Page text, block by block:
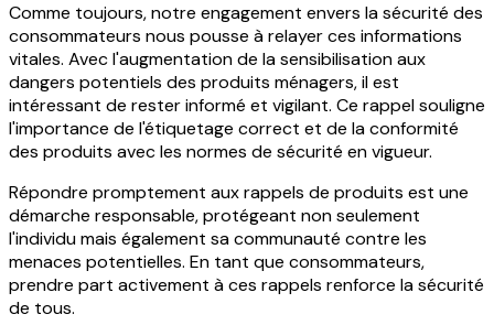
Comme toujours, notre engagement envers la sécurité des
consommateurs nous pousse à relayer ces informations
vitales. Avec l'augmentation de la sensibilisation aux
dangers potentiels des produits ménagers, il est
intéressant de rester informé et vigilant. Ce rappel souligne
l'importance de l'étiquetage correct et de la conformité
des produits avec les normes de sécurité en vigueur.
Répondre promptement aux rappels de produits est une
démarche responsable, protégeant non seulement
l'individu mais également sa communauté contre les
menaces potentielles. En tant que consommateurs,
prendre part activement à ces rappels renforce la sécurité
de tous.